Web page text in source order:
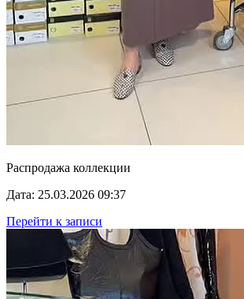
Распродажа коллекции
Дата: 25.03.2026 09:37
Перейти к записи